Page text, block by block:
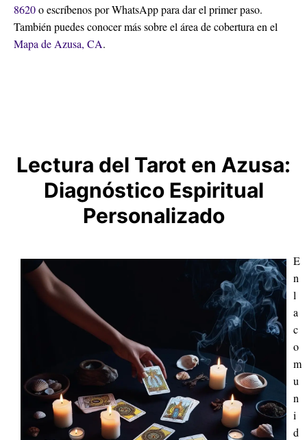
8620o escríbenos por WhatsApp para dar el primer paso.
También puedes conocer más sobre el área de cobertura en el
Mapa de Azusa, CA.
Lectura del Tarot en Azusa:
Diagnóstico Espiritual
Personalizado
E
n
l
a
c
o
m
u
n
i
d